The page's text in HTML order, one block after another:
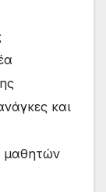
και
μαθητών